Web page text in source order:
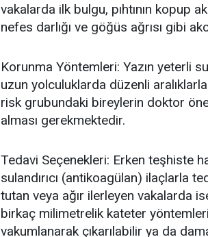
vakalarda ilk bulgu, pıhtının kopup
nefes darlığı ve göğüs ağrısı gibi
Korunma Yöntemleri: Yazın yeterli
uzun yolculuklarda düzenli
risk grubundaki bireylerin doktor
alması gerekmektedir.
Tedavi Seçenekleri: Erken teşhiste
sulandırıcı (antikoagülan) ilaçlarla
tutan veya ağır ilerleyen vakalarda
birkaç milimetrelik kateter
vakumlanarak çıkarılabilir ya da